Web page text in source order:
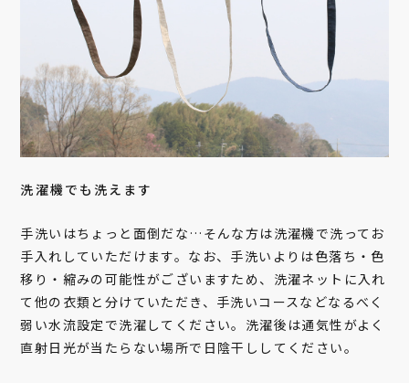
洗濯機でも洗えます
手洗いはちょっと面倒だな…そんな方は洗濯機で洗ってお
手入れしていただけます。なお、手洗いよりは色落ち・色
移り・縮みの可能性がございますため、洗濯ネットに入れ
て他の衣類と分けていただき、手洗いコースなどなるべく
弱い水流設定で洗濯してください。洗濯後は通気性がよく
直射日光が当たらない場所で日陰干ししてください。